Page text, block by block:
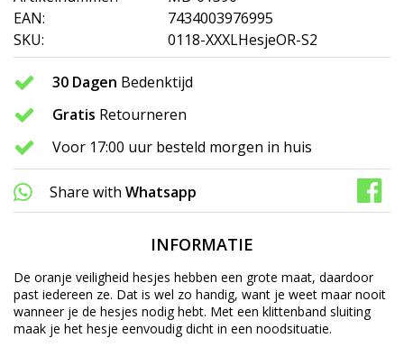
EAN:
7434003976995
SKU:
0118-XXXLHesjeOR-S2
30 Dagen Bedenktijd
Gratis Retourneren
Voor 17:00 uur besteld morgen in huis
Share with Whatsapp
INFORMATIE
De oranje veiligheid hesjes hebben een grote maat, daardoor
past iedereen ze. Dat is wel zo handig, want je weet maar nooit
wanneer je de hesjes nodig hebt. Met een klittenband sluiting
maak je het hesje eenvoudig dicht in een noodsituatie.